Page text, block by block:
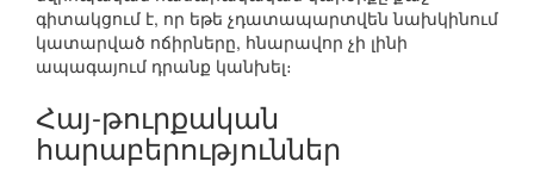
գիտակցում է, որ եթե չդատապարտվեն նախկինում
կատարված ոճիրները, հնարավոր չի լինի
ապագայում դրանք կանխել։
Հայ-թուրքական
հարաբերություններ